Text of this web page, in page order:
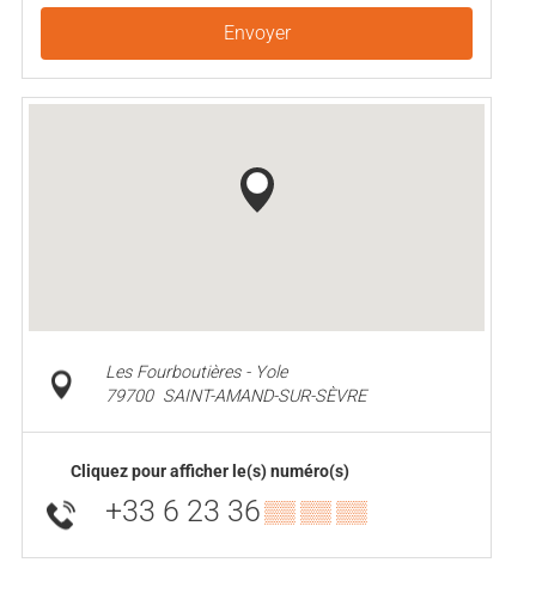
Envoyer
Les Fourboutières - Yole
79700 SAINT-AMAND-SUR-SÈVRE
Cliquez pour afficher le(s) numéro(s)
+33 6 23 36▒▒ ▒▒ ▒▒